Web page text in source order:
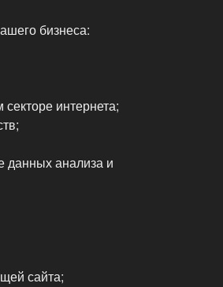
бизнеса:
интернета;
данных анализа и
сайта;